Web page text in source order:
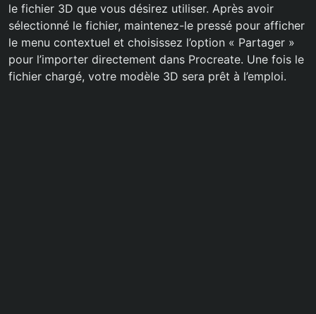
le fichier 3D que vous désirez utiliser. Après avoir
sélectionné le fichier, maintenez-le pressé pour afficher
le menu contextuel et choisissez l’option « Partager »
pour l’importer directement dans Procreate. Une fois le
fichier chargé, votre modèle 3D sera prêt à l’emploi.